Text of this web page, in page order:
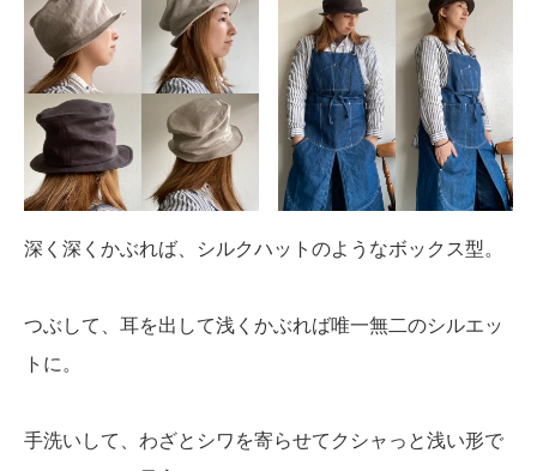
深く深くかぶれば、シルクハットのようなボックス型。
つぶして、耳を出して浅くかぶれば唯一無二のシルエッ
トに。
手洗いして、わざとシワを寄らせてクシャっと浅い形で